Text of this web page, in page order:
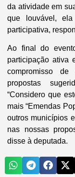
da atividade em
que louvável,
participativa,
Ao final do
participação ativa
compromisso
propostas
“Considero que
mais “Emendas
outros municípios
nas nossas
disse à deputada.